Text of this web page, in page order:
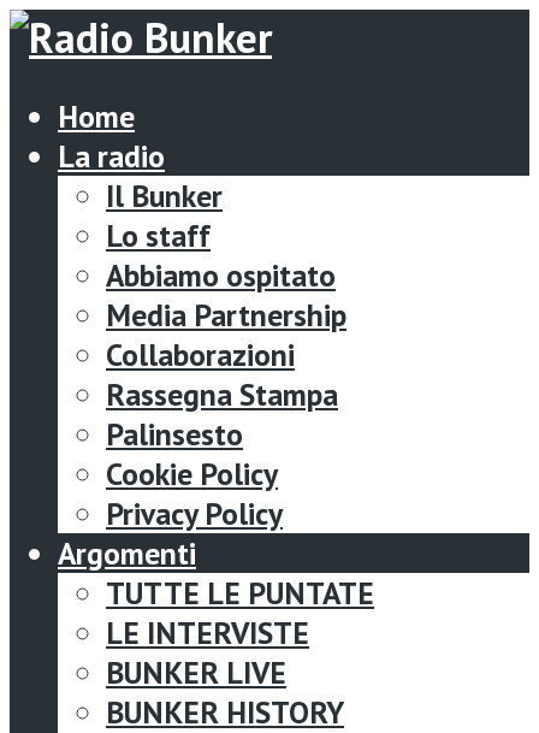
Home
La radio
Il Bunker
Lo staff
Abbiamo ospitato
Media Partnership
Collaborazioni
Rassegna Stampa
Palinsesto
Cookie Policy
Privacy Policy
Argomenti
TUTTE LE PUNTATE
LE INTERVISTE
BUNKER LIVE
BUNKER HISTORY